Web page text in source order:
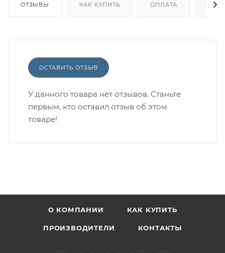
ОТЗЫВЫ КАК КУПИТЬ ОПЛАТА
ОСТАВИТЬ ОТЗЫВ
У данного товара нет отзывов. Станьте
первым, кто оставил отзыв об этом
товаре!
О КОМПАНИИ КАК КУПИТЬ
ПРОИЗВОДИТЕЛИ КОНТАКТЫ